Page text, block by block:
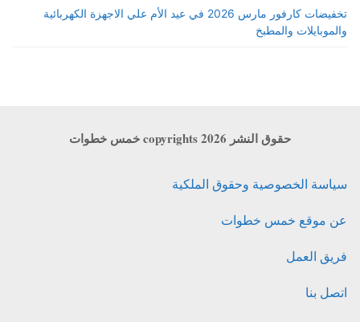
تخفيضات كارفور مارس 2026 في عيد الأم علي الاجهزة الكهربائية
والموبايلات والمطبخ
حقوق النشر copyrights 2026 خمس خطوات
سياسة الخصوصية وحقوق الملكية
عن موقع خمس خطوات
فريق العمل
اتصل بنا